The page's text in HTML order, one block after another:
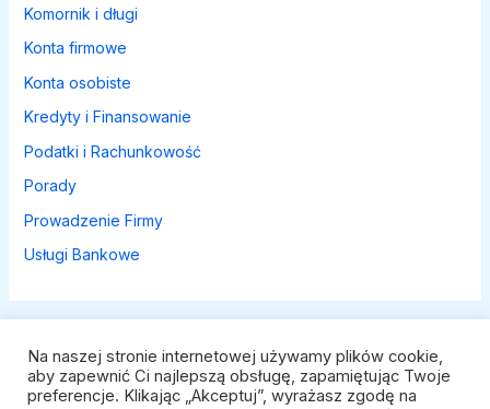
Komornik i długi
Konta firmowe
Konta osobiste
Kredyty i Finansowanie
Podatki i Rachunkowość
Porady
Prowadzenie Firmy
Usługi Bankowe
Polityka prywatności
Na naszej stronie internetowej używamy plików cookie,
aby zapewnić Ci najlepszą obsługę, zapamiętując Twoje
preferencje. Klikając „Akceptuj”, wyrażasz zgodę na